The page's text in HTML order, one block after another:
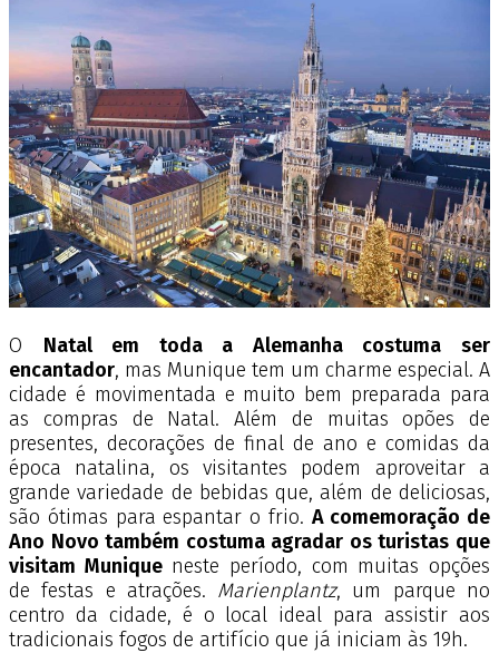
O Natal em toda a Alemanha costuma ser
encantador, mas Munique tem um charme especial. A
cidade é movimentada e muito bem preparada para
as compras de Natal. Além de muitas opões de
presentes, decorações de final de ano e comidas da
época natalina, os visitantes podem aproveitar a
grande variedade de bebidas que, além de deliciosas,
são ótimas para espantar o frio. A comemoração de
Ano Novo também costuma agradar os turistas que
visitam Muniqueneste período, com muitas opções
de festas e atrações. Marienplantz, um parque no
centro da cidade, é o local ideal para assistir aos
tradicionais fogos de artifício que já iniciam às 19h.